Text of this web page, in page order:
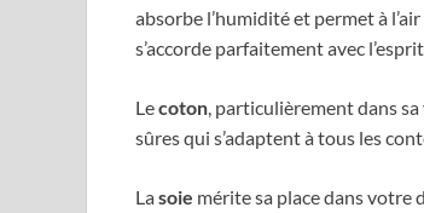
absorbe l’humidité et permet à
s’accorde parfaitement avec
Lecoton, particulièrement dans
sûres qui s’adaptent à tous les
Lasoie mérite sa place dans